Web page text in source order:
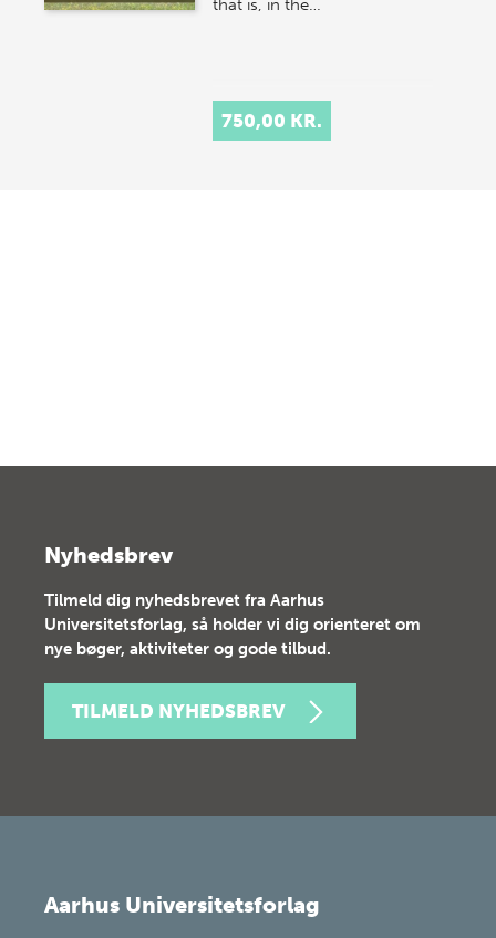
that is, in the…
750,00 KR.
Nyhedsbrev
Tilmeld dig nyhedsbrevet fra Aarhus
Universitetsforlag, så holder vi dig orienteret om
nye bøger, aktiviteter og gode tilbud.
TILMELD NYHEDSBREV
Aarhus Universitetsforlag